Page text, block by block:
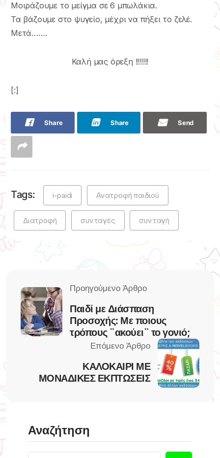
Μοιράζουμε το μείγμα σε 6 μπωλάκια.
Τα βάζουμε στο ψυγείο, μέχρι να πήξει το ζελέ.
Μετά…….
Καλή μας όρεξη !!!!!!!
[:]
Share Share Send
Tags: i-paidi Ανατροφή παιδιού
Διατροφή συνταγές συνταγή
Παιδί με Διάσπαση
Προσοχής: Με ποιους
τρόπους ¨ακούει¨ το γονιό;
ΚΑΛΟΚΑΙΡΙ ΜΕ
ΜΟΝΑΔΙΚΕΣ ΕΚΠΤΩΣΕΙΣ
Αναζήτηση